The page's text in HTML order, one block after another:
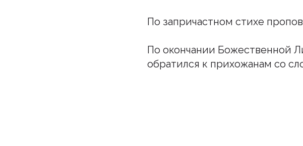
По запричастном стихе
По окончании Божественной
обратился к прихожанам со